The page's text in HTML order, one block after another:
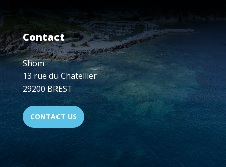
Contact
Shom
13 rue du Chatellier
29200 BREST
CONTACT US